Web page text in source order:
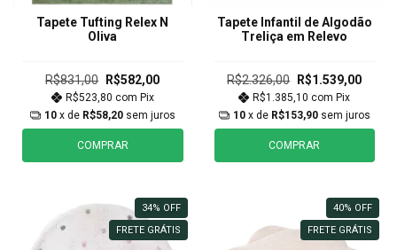
Tapete Tufting Relex N
Oliva
R$831,00 R$582,00
R$523,80 com Pix
10 x de R$58,20 sem juros
COMPRAR
Tapete Infantil de Algodão
Treliça em Relevo
R$2.326,00 R$1.539,00
R$1.385,10com Pix
10 x de R$153,90 sem juros
COMPRAR
34% OFF
FRETE GRÁTIS
40% OFF
FRETE GRÁTIS